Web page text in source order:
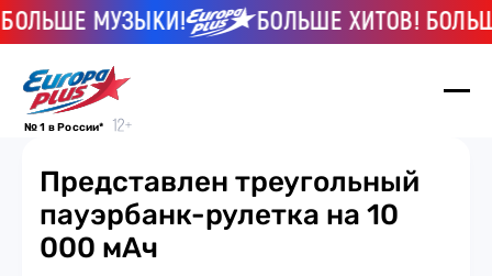
МУЗЫКИ! БОЛЬШЕ ХИТОВ! БОЛЬШЕ
№ 1 в России*
Представлен треугольный
пауэрбанк-рулетка на 10
000 мАч